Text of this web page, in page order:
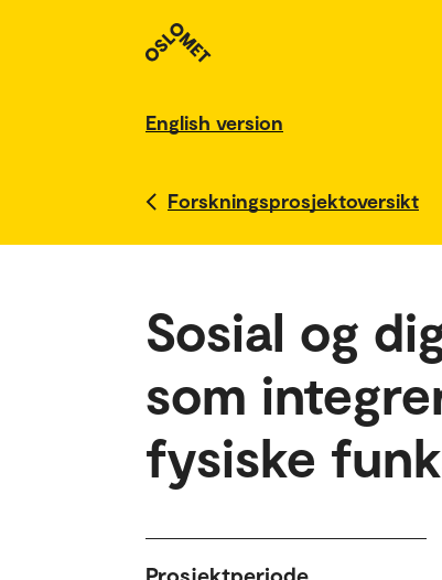
English version
Forskningsprosjektoversikt
Sosial og
som
fysiske
Prosjektperiode